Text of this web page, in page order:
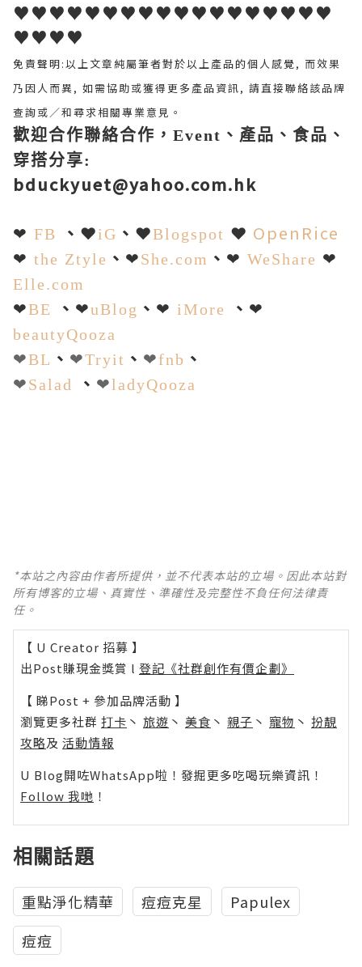
♥♥♥♥♥♥♥♥♥♥♥♥♥♥♥♥♥♥
♥♥♥♥
免責聲明:以上文章純屬筆者對於以上產品的個人感覺, 而效果
乃因人而異, 如需協助或獲得更多產品資訊, 請直接聯絡該品牌
查詢或∕和尋求相關專業意見。
歡迎合作聯絡合作，Event、產品、食品、
穿搭分享:
bduckyuet@yahoo.com.hk
❤ FB 、 ❤iG 、 ❤Blogspot ❤ OpenRice
❤ the Ztyle 、 ❤She.com 、 ❤ WeShare ❤
Elle.com
❤BE 、 ❤uBlog 、 ❤ iMore 、 ❤
beautyQooza
❤BL 、 ❤Tryit 、 ❤fnb 、
❤Salad 、 ❤ladyQooza
*本站之內容由作者所提供，並不代表本站的立場。因此本站對
所有博客的立場、真實性、準確性及完整性不負任何法律責
任。
【 U Creator 招募 】
出Post賺現金獎賞 l 登記《社群創作有價企劃》
【 睇Post + 參加品牌活動 】
瀏覽更多社群 打卡 丶 旅遊 丶 美食 丶 親子 丶 寵物 丶 扮靚
攻略及 活動情報
U Blog開咗WhatsApp啦！發掘更多吃喝玩樂資訊！
Follow 我哋 ！
相關話題
重點淨化精華 痘痘克星
Papulex
痘痘